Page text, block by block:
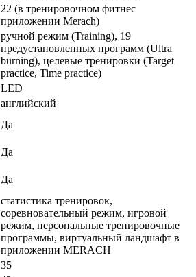
22 (в тренировочном фитнес
приложении Merach)
ручной режим (Training), 19
предустановленных программ (Ultra
burning), целевые тренировки (Target
practice, Time practice)
LED
английский
Да
Да
Да
статистика тренировок,
соревновательный режим, игровой
режим, персональные тренировочные
программы, виртуальный ландшафт в
приложении MERACH
35